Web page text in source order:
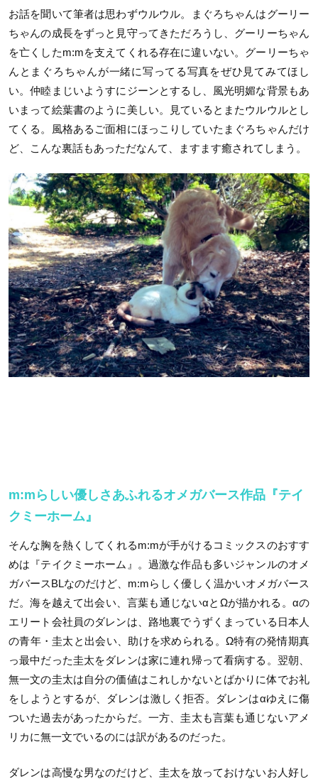
お話を聞いて筆者は思わずウルウル。まぐろちゃんはグーリー
ちゃんの成長をずっと見守ってきただろうし、グーリーちゃん
を亡くしたm:mを支えてくれる存在に違いない。グーリーちゃ
んとまぐろちゃんが一緒に写ってる写真をぜひ見てみてほし
い。仲睦まじいようすにジーンとするし、風光明媚な背景もあ
いまって絵葉書のように美しい。見ているとまたウルウルとし
てくる。風格あるご面相にほっこりしていたまぐろちゃんだけ
ど、こんな裏話もあっただなんて、ますます癒されてしまう。
m:mらしい優しさあふれるオメガバース作品『テイ
クミーホーム』
そんな胸を熱くしてくれるm:mが手がけるコミックスのおすす
めは『テイクミーホーム』。過激な作品も多いジャンルのオメ
ガバースBLなのだけど、m:mらしく優しく温かいオメガバース
だ。海を越えて出会い、言葉も通じないαとΩが描かれる。αの
エリート会社員のダレンは、路地裏でうずくまっている日本人
の青年・圭太と出会い、助けを求められる。Ω特有の発情期真
っ最中だった圭太をダレンは家に連れ帰って看病する。翌朝、
無一文の圭太は自分の価値はこれしかないとばかりに体でお礼
をしようとするが、ダレンは激しく拒否。ダレンはαゆえに傷
ついた過去があったからだ。一方、圭太も言葉も通じないアメ
リカに無一文でいるのには訳があるのだった。
ダレンは高慢な男なのだけど、圭太を放っておけないお人好し